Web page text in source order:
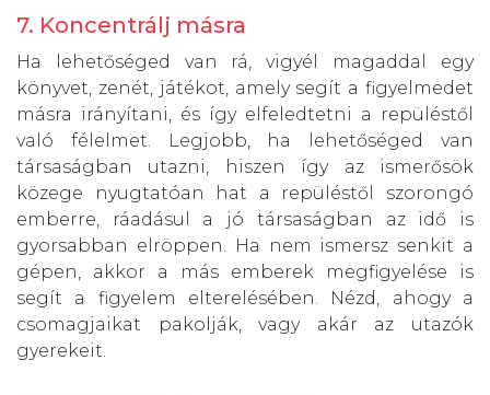
7. Koncentrálj másra
Ha lehetőséged van rá, vigyél magaddal egy
könyvet, zenét, játékot, amely segít a figyelmedet
másra irányítani, és így elfeledtetni a repüléstől
való félelmet. Legjobb, ha lehetőséged van
társaságban utazni, hiszen így az ismerősök
közege nyugtatóan hat a repüléstől szorongó
emberre, ráadásul a jó társaságban az idő is
gyorsabban elröppen. Ha nem ismersz senkit a
gépen, akkor a más emberek megfigyelése is
segít a figyelem elterelésében. Nézd, ahogy a
csomagjaikat pakolják, vagy akár az utazók
gyerekeit.